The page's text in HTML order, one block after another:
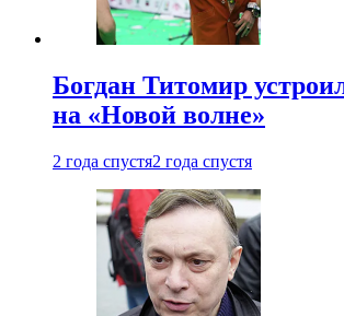
Богдан Титомир
на «Новой волне»
2 года спустя2 года спустя